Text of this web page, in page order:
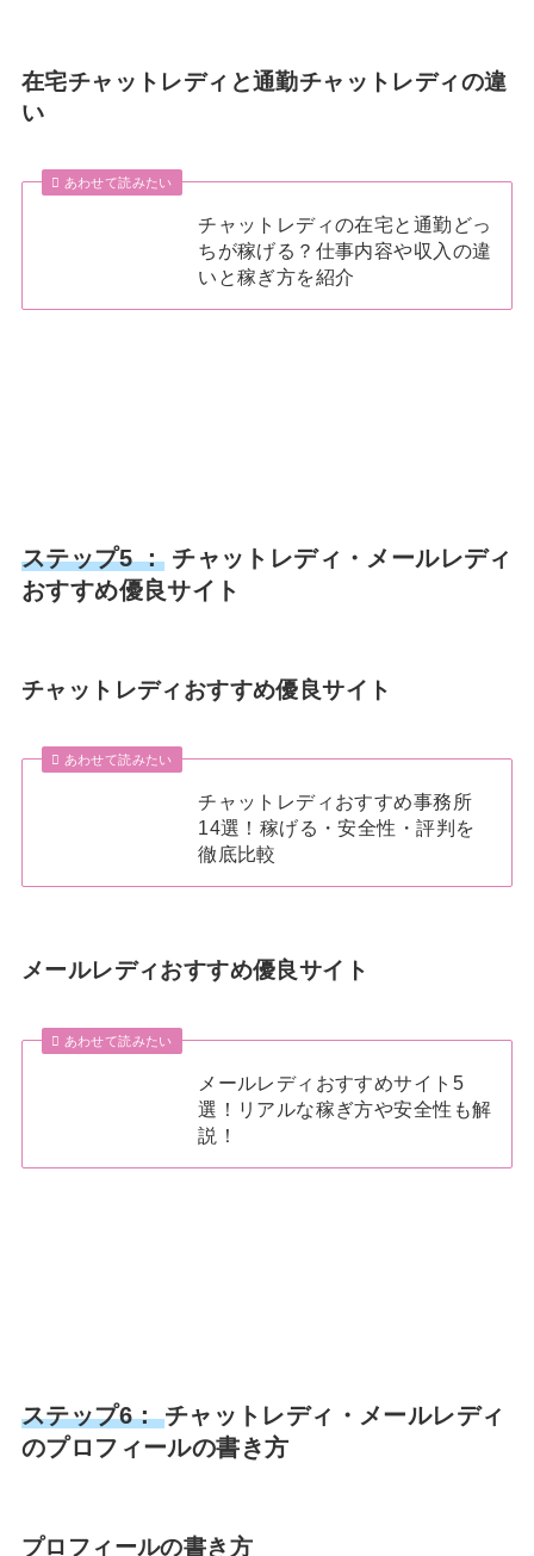
在宅チャットレディと通勤チャットレディの違
い
あわせて読みたい
チャットレディの在宅と通勤どっ
ちが稼げる？仕事内容や収入の違
いと稼ぎ方を紹介
ステップ5 ：チャットレディ・メールレディ
おすすめ優良サイト
チャットレディおすすめ優良サイト
あわせて読みたい
チャットレディおすすめ事務所
14選！稼げる・安全性・評判を
徹底比較
メールレディおすすめ優良サイト
あわせて読みたい
メールレディおすすめサイト5
選！リアルな稼ぎ方や安全性も解
説！
ステップ6： チャットレディ・メールレディ
のプロフィールの書き方
プロフィールの書き方